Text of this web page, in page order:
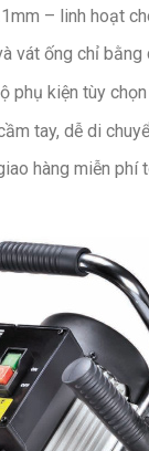
– linh hoạt
vát ống chỉ bằng
phụ kiện tùy
tay, dễ di
hàng miễn phí